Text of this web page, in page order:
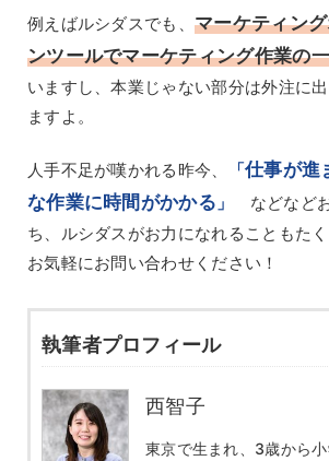
例えばルシダスでも、マーケティン
ンツールでマーケティング作業の
いますし、本業じゃない部分は外注に
ますよ。
人手不足が嘆かれる昨今、 「仕事が進
な作業に時間がかかる 」 などなど
ち、ルシダスがお力になれることもたく
お気軽にお問い合わせください！
執筆者プロフィール
西智子
東京で生まれ、3歳から